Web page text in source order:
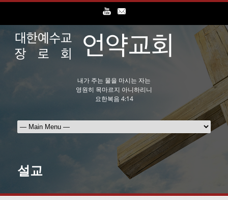
내가 주는 물을 마시는 자는
영원히 목마르지 아니하리니
요한복음 4:14
설교